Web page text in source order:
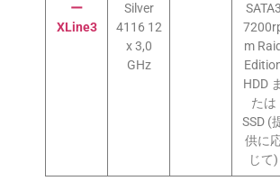
ー
XLine3
Silver
4116 12
x 3,0
GHz
SATA3
m Raid
HDD ま
たは
SSD (
供に
じて)